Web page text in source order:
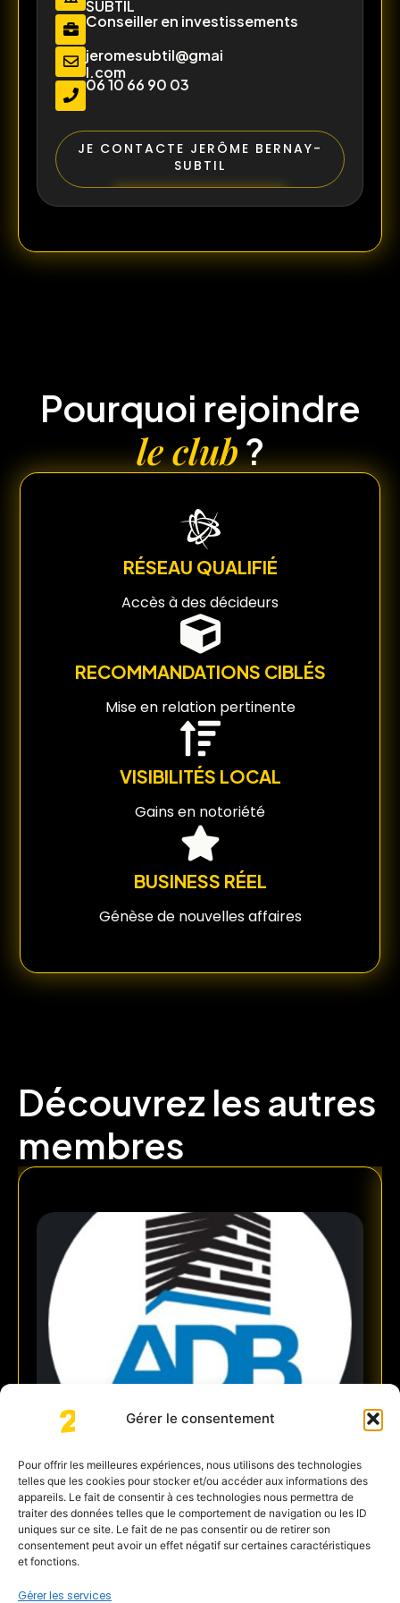
Gérer le consentement
Pour offrir les meilleures expériences, nous utilisons des technologies
telles que les cookies pour stocker et/ou accéder aux informations des
appareils. Le fait de consentir à ces technologies nous permettra de
traiter des données telles que le comportement de navigation ou les ID
uniques sur ce site. Le fait de ne pas consentir ou de retirer son
consentement peut avoir un effet négatif sur certaines caractéristiques
et fonctions.
Gérer les services
SUBTIL
Conseiller en investissements
jeromesubtil@gmai
l.com
06 10 66 90 03
JE CONTACTE JERÔME BERNAY-
SUBTIL
Pourquoi rejoindre
le club?
RÉSEAU QUALIFIÉ
Accès à des décideurs
RECOMMANDATIONS CIBLÉS
Mise en relation pertinente
VISIBILITÉS LOCAL
Gains en notoriété
BUSINESS RÉEL
Génèse de nouvelles affaires
Découvrez les autres
membres
HERVE AGENCE DU
ROANNAIS ADB
AGENCE DU ROANNAIS ADB